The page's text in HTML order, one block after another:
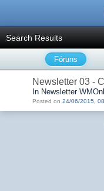
Search Results
Fóruns
Newsletter 03 -
In Newsletter
Posted on 24/06/2015,